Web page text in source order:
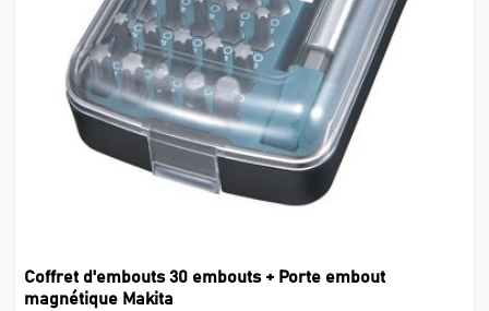
Coffret d'embouts 30 embouts + Porte embout
magnétique Makita